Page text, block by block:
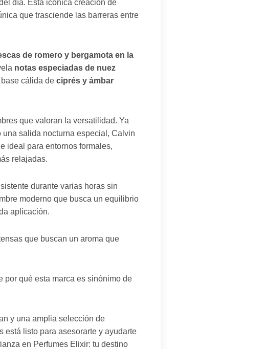
día. Esta icónica creación de
que trasciende las barreras entre
de romero y bergamota en la
notas especiadas de nuez
cálida de ciprés y ámbar
que valoran la versatilidad. Ya
salida nocturna especial, Calvin
ideal para entornos formales,
relajadas.
durante varias horas sin
moderno que busca un equilibrio
aplicación.
que buscan un aroma que
por qué esta marca es sinónimo de
y una amplia selección de
está listo para asesorarte y ayudarte
en Perfumes Elixir: tu destino